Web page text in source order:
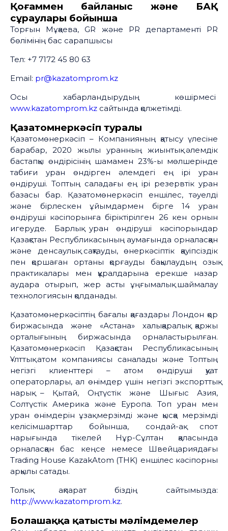
Қоғаммен байланыс және БАҚ
сұраулары бойынша
Торғын Мұқаева, GR және PR департаменті PR
бөлімінің бас сарапшысы
Тел: +7 7172 45 80 63
Email: pr@kazatomprom.kz
Осы хабарландырудың көшірмесі
www.kazatomprom.kz сайтында қолжетімді.
Қазатомөнеркәсіп туралы
Қазатомөнеркәсіп – Компанияның қатысу үлесіне
барабар, 2020 жылы уранның жиынтық әлемдік
бастапқы өндірісінің шамамен 23%-ы мөлшерінде
табиғи уран өндірген әлемдегі ең ірі уран
өндіруші. Топтың саладағы ең ірі резервтік уран
базасы бар. Қазатомөнеркәсіп еншілес, тәуелді
және бірлескен ұйымдармен бірге 14 уран
өндіруші кәсіпорынға біріктірілген 26 кен орнын
игеруде. Барлық уран өндіруші кәсіпорындар
Қазақстан Республикасының аумағында орналасқан
және денсаулық сақтауды, өнеркәсіптік қауіпсіздік
пен қоршаған ортаны қорғауды бақылаудың озық
практикалары мен құралдарына ерекше назар
аудара отырып, жер асты ұңғымалық шаймалау
технологиясын қолданады.
Қазатомөнеркәсіптің бағалы қағаздары Лондон қор
биржасында және «Астана» халықаралық қаржы
орталығының биржасында орналастырылған.
Қазатомөнеркәсіп Қазақстан Республикасының
Ұлттық атом компаниясы саналады және Топтың
негізгі клиенттері – атом өндіруші қуат
операторлары, ал өнімдер үшін негізгі экспорттық
нарық – Қытай, Оңтүстік және Шығыс Азия,
Солтүстік Америка және Еуропа. Топ уран мен
уран өнімдерін ұзақ мерзімді және қысқа мерзімді
келісімшарттар бойынша, сондай-ақ спот
нарығында тікелей Нұр-Сұлтан қаласында
орналасқан бас кеңсе немесе Швейцариядағы
Trading House KazakAtom (THK) еншілес кәсіпорны
арқылы сатады.
Толық ақпарат біздің сайтымызда:
http://www.kazatomprom.kz.
Болашаққа қатысты мәлімдемелер